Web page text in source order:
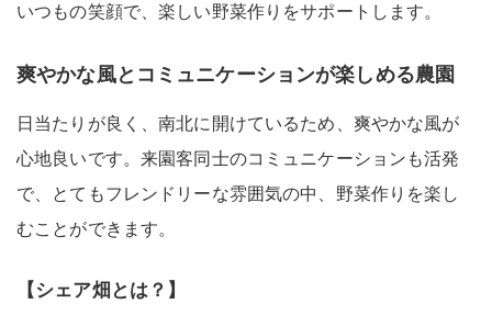
いつもの笑顔で、楽しい野菜作りをサポートします。
爽やかな風とコミュニケーションが楽しめる農園
日当たりが良く、南北に開けているため、爽やかな風が
心地良いです。来園客同士のコミュニケーションも活発
で、とてもフレンドリーな雰囲気の中、野菜作りを楽し
むことができます。
【シェア畑とは？】